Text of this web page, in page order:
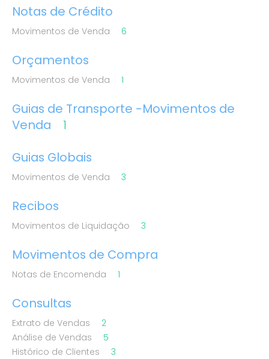
Notas de Crédito
Movimentos de Venda 6
Orçamentos
Movimentos de Venda 1
Guias de Transporte -Movimentos de
Venda
1
Guias Globais
Movimentos de Venda 3
Recibos
Movimentos de Liquidação 3
Movimentos de Compra
Notas de Encomenda 1
Consultas
Extrato de Vendas
2
Análise de Vendas
5
Histórico de Clientes
3